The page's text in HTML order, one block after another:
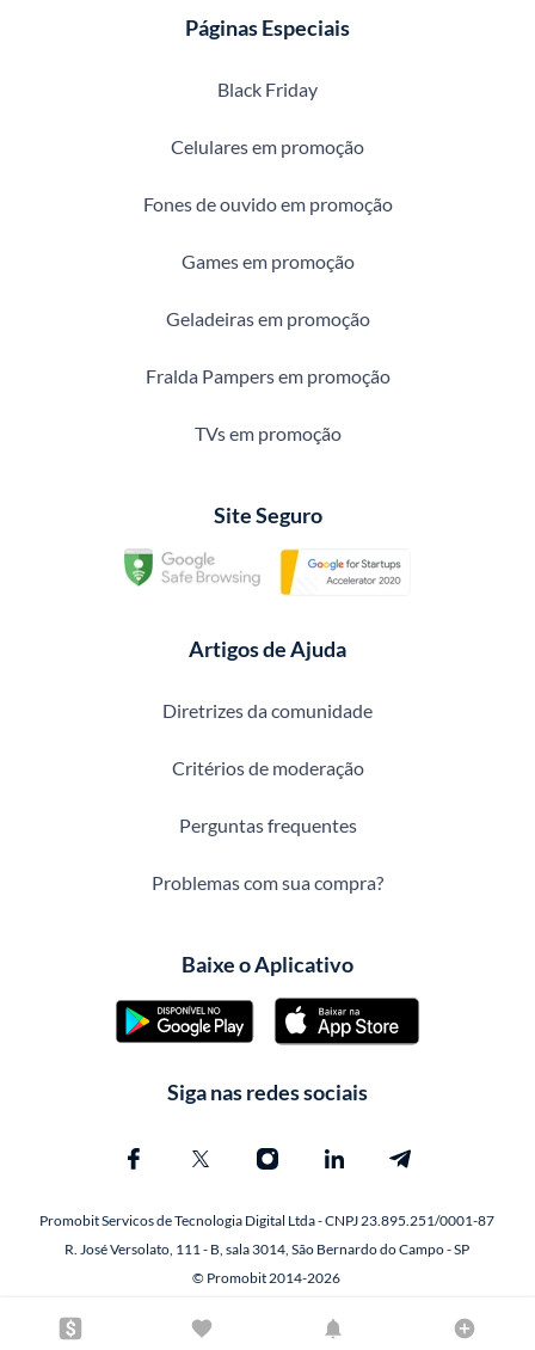
Páginas Especiais
Black Friday
Celulares em promoção
Fones de ouvido em promoção
Games em promoção
Geladeiras em promoção
Fralda Pampers em promoção
TVs em promoção
Site Seguro
Artigos de Ajuda
Diretrizes da comunidade
Critérios de moderação
Perguntas frequentes
Problemas com sua compra?
Baixe o Aplicativo
Siga nas redes sociais
Promobit Servicos de Tecnologia Digital Ltda - CNPJ 23.895.251/0001-87
R. José Versolato, 111 - B, sala 3014, São Bernardo do Campo - SP
© Promobit 2014-2026